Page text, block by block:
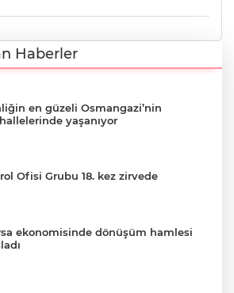
Haberler
en güzeli Osmangazi’nin
yaşanıyor
Ofisi Grubu 18. kez zirvede
ekonomisinde dönüşüm hamlesi